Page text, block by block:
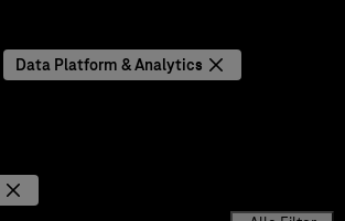
Data Platform & Analytics